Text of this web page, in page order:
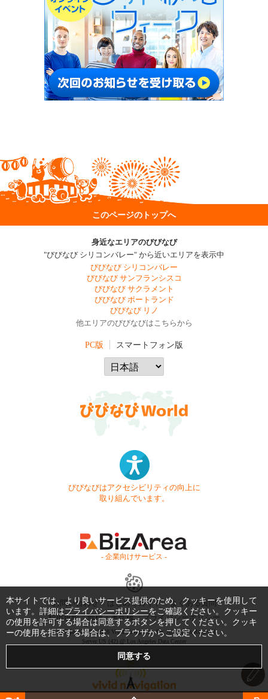
このページのトップへ
身近なエリアのびびなび
"びびなび シリコンバレー" から近いエリアを表示中
びびなび シリコンバレー
びびなび サンフランシスコ
びびなび サクラメント
びびなび ポートランド
びびなび リノ
他エリアのびびなびはこちらから
PC版 スマートフォン版
びびなびはアクセシビリティの向上に
取り組んでいます。
- 企業向けサービス -
お問い合わせ はじめてガイド
よくある質問
利用規約
商標・著作権 プライバシーポリシー
Copyright © 1999-2026 Vivid Navigation, Inc. All Rights Reserved.
Server US (42) @ Los Angeles Data Center
本サイトでは、より良いサービス提供のため、クッキーを使用して
います。詳細はプライバシーポリシーをご確認ください。クッキー
の使用を許可する場合は同意するボタンを押してください。クッキ
ーの使用を拒否する場合は、ブラウザからご設定ください。